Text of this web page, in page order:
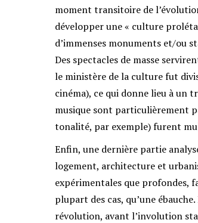
moment transitoire de
développer une « culture
d’immenses monuments et/ou
Des spectacles de masse
le ministère de la culture fut
cinéma), ce qui donne lieu à un
musique sont particulièrement
tonalité, par exemple) furent
Enfin, une dernière partie
logement, architecture et
expérimentales que profondes,
plupart des cas, qu’une
révolution, avant l’involution